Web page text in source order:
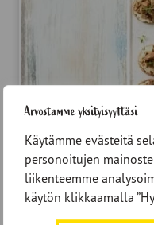
Arvostamme yksityisyyttäsi
Käytämme evästeitä
personoitujen
liikenteemme
käytön klikkaamalla